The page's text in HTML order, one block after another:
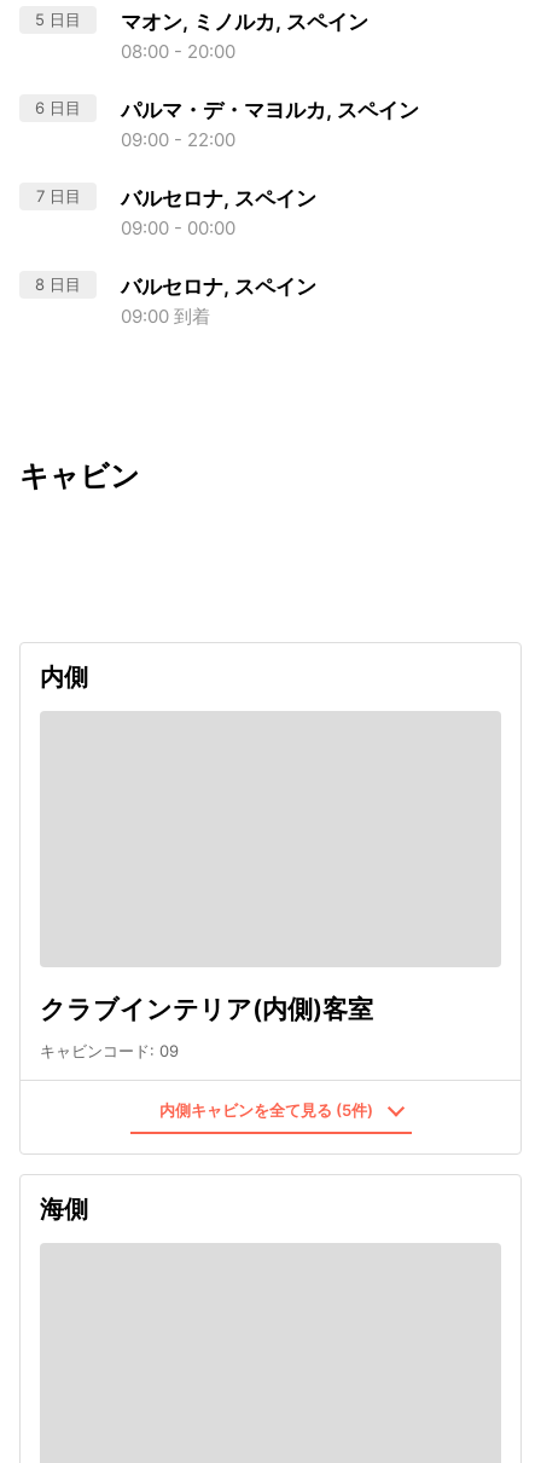
5 日目 マオン, ミノルカ, スペイン
08:00 - 20:00
6 日目 パルマ・デ・マヨルカ, スペイン
09:00 - 22:00
7 日目 バルセロナ, スペイン
09:00 - 00:00
8 日目 バルセロナ, スペイン
09:00 到着
キャビン
内側
クラブインテリア(内側)客室
キャビンコード: 09
内側キャビンを全て見る (5件)
海側